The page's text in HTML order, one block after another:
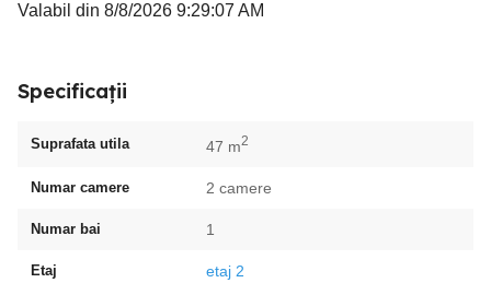
Valabil din 8/8/2026 9:29:07 AM
Specificații
Suprafata utila 47 m2
Numar camere 2 camere
Numar bai 1
Etaj etaj 2